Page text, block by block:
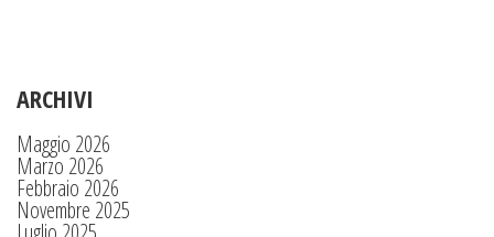
ARCHIVI
Maggio 2026
Marzo 2026
Febbraio 2026
Novembre 2025